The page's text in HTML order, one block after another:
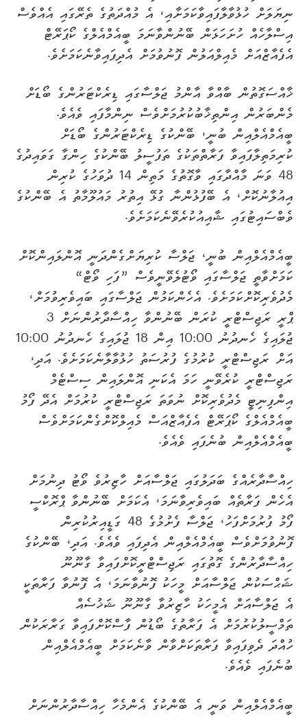
ނިޔަލަށް ހުޅުވާލާފައިވާކަމަށާއި، އެ މުއްދަތުގެ ތެރޭގައި އެއްވެސް
އިސްލާހެއް ހުށަހަޅަން ބޭނުންވާނަމަ ބީއެމްއެލްގެ ކޯޕަރޭޓް
އެފެއާޒްއަށް މެއިލްއަލުން ފޮނުވުމަށް އެދިފައިވާނެކަމަށެވެ.
ޚާއްސަގޮތުން ބާއްވާ އާންމު ޖަލްސާގައި ޑިރެކްޓަރުންގެ ބޯޑަށް
މެންބަރުން އިންތިޚާބުކުރުމަށްވެސް ނިންމާފައި ވެއެވެ.
ބީއެމްއެލްއިން ބުނީ، ބޭންކުގެ ޑިރެކްޓަރުންގެ ބޯޑަށް
ކުރިމަތިލާފައިވާ ފަރާތްތަކުގެ ތަފުސީލު ބޭންކުގެ ހިންގާ ގަވައިދުގެ
48 ވަނަ މާއްދާގައި ވާގޮތުގެ މަތިން 14 ދުވަހުގެ ކުރިން
އިއުލާނުކޮށް، އެ ބޭފުޅުންނާ ގުޅޭ އިތުރު މައުލޫމާތު އެ ބޭންކުގެ
ވެބްސައިޓުގައި ޝާއިއުކުރެވޭނެކަމަށެވެ.
ބީއެމްއެލްއިން ބުނީ، ޖަލްސާ ކުރިޔަށްގެންދަނީ އޮންލައިންކޮށް
ކަމަށްވާތީ ޖަލްސާގައި ވޯޓުލެވޭނީވެސް ”ފަހި ވޯޓް“
މެދުވެރިކޮށްކަމަށެވެ. އެހެންކަމުން ޖަލްސާގައި ބައިވެރިވުމަށް،
ޕްރީ ރަޖިސްޓްރީ ކުރަން ބޭނުންވާ ހިއްސާދާރުންނަށް 3
ޖުލައިގެ ހެނދުނު 10:00 އިން 18 ޖުލައިގެ ހެނދުނު 10:00
އަށް ރަޖިސްޓްރީ ކުރުމުގެ ފުރުސަތު ހުޅުވާލާނެކަމަށެވެ. އަދި،
ރަޖިސްޓްރީ ކުރެވޭނީ ހަމަ އެކަނި އޮންލައިން ސިސްޓެމް
އިންފިނިޓީ މެދުވެރިކޮށް ނުވަތަ ރަޖިސްޓްރީ ކުރުމަށް އެދޭ ފޯމު
ބީއެމްއެލްގެ ކޯޕަރޭޓް އެފެއާޒްއަސް މެއިލްކޮށްގެންކަމަށްވެސް
ބީއެމްއެލްއިން ބުނެފައި ވެއެވެ.
ހިއްސާދާރެއްގެ ބަދަލުގައި ޖަލްސާއަށް ހާޒިރުވެ ވޯޓު ދިނުމަށް
އެހެން ފަރާތެއް ބައިވެރިވާނަމަ، އެކަމަށް ބޭނުންވާ ޕްރޮކްސީ
ފޯމު ފުރުމަށްފަހު، ޖަލްސާ ފެށުމުގެ 48 ގަޑީއިރުކުރިން
ފޮނުވުމަށްވެސް ބީއެމްއެލްއިން އެދިފައި ވެއެވެ. އަދި، ބޭންކުގެ
ހިއްސާދާރުންގެ ގޮތުގައި ރަޖިސްޓްރީކޮށްފައިވާ ގާނޫނޫ
ޝަޙްސަކުން ޖަލްސާއަށް މީހަކު ފޮނުވާނަމަ، އެ ފޮނުވާ ފަރާތަކީ
އެ ޖަލްސާއަށް އެމީހަކު ހާޒިރުވާ ގާނޫނޫ ޝަޚުސެއް
ތަމްސީލުކުރުމަށް އެ ފަރާތުގެ ބޯޑުން ފާސްކޮށްފައިވާ ގަރާރަކުން
ހުއްދަ ދެވިފައިވާ ފަރާތަކަށްވާން ވާނެކަމަށް ބީއެމްއެލްއިން
ބުނެފައި ވެއެވެ.
ބީއެމްއެލްއިން ވަނީ އެ ބޭންކުގެ އެންމެހާ ހިއްސާދާރުންނަށް